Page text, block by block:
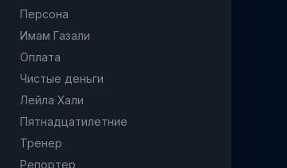
Персона
Имам Газали
Оплата
Чистые деньги
Лейла Хали
Пятнадцатилетние
Тренер
Репортер